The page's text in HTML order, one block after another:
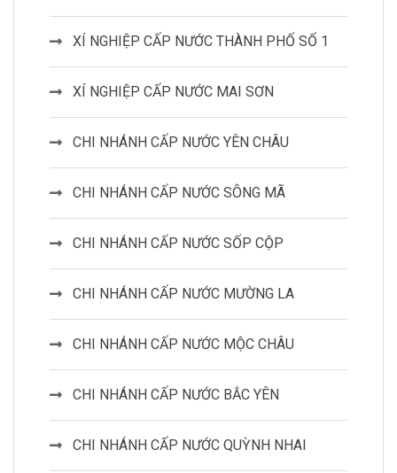
XÍ NGHIỆP CẤP NƯỚC THÀNH PHỐ SỐ 1
XÍ NGHIỆP CẤP NƯỚC MAI SƠN
CHI NHÁNH CẤP NƯỚC YÊN CHÂU
CHI NHÁNH CẤP NƯỚC SÔNG MÃ
CHI NHÁNH CẤP NƯỚC SỐP CỘP
CHI NHÁNH CẤP NƯỚC MƯỜNG LA
CHI NHÁNH CẤP NƯỚC MỘC CHÂU
CHI NHÁNH CẤP NƯỚC BẮC YÊN
CHI NHÁNH CẤP NƯỚC QUỲNH NHAI